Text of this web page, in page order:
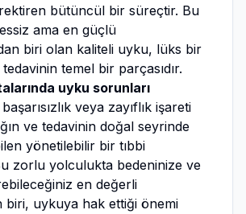
bütüncül bir süreçtir. Bu
ama en güçlü
biri olan kaliteli uyku, lüks bir
temel bir parçasıdır.
uyku sorunları
veya zayıflık işareti
ve tedavinin doğal seyrinde
yönetilebilir bir tıbbi
zorlu yolculukta bedeninize ve
en değerli
biri, uykuya hak ettiği önemi